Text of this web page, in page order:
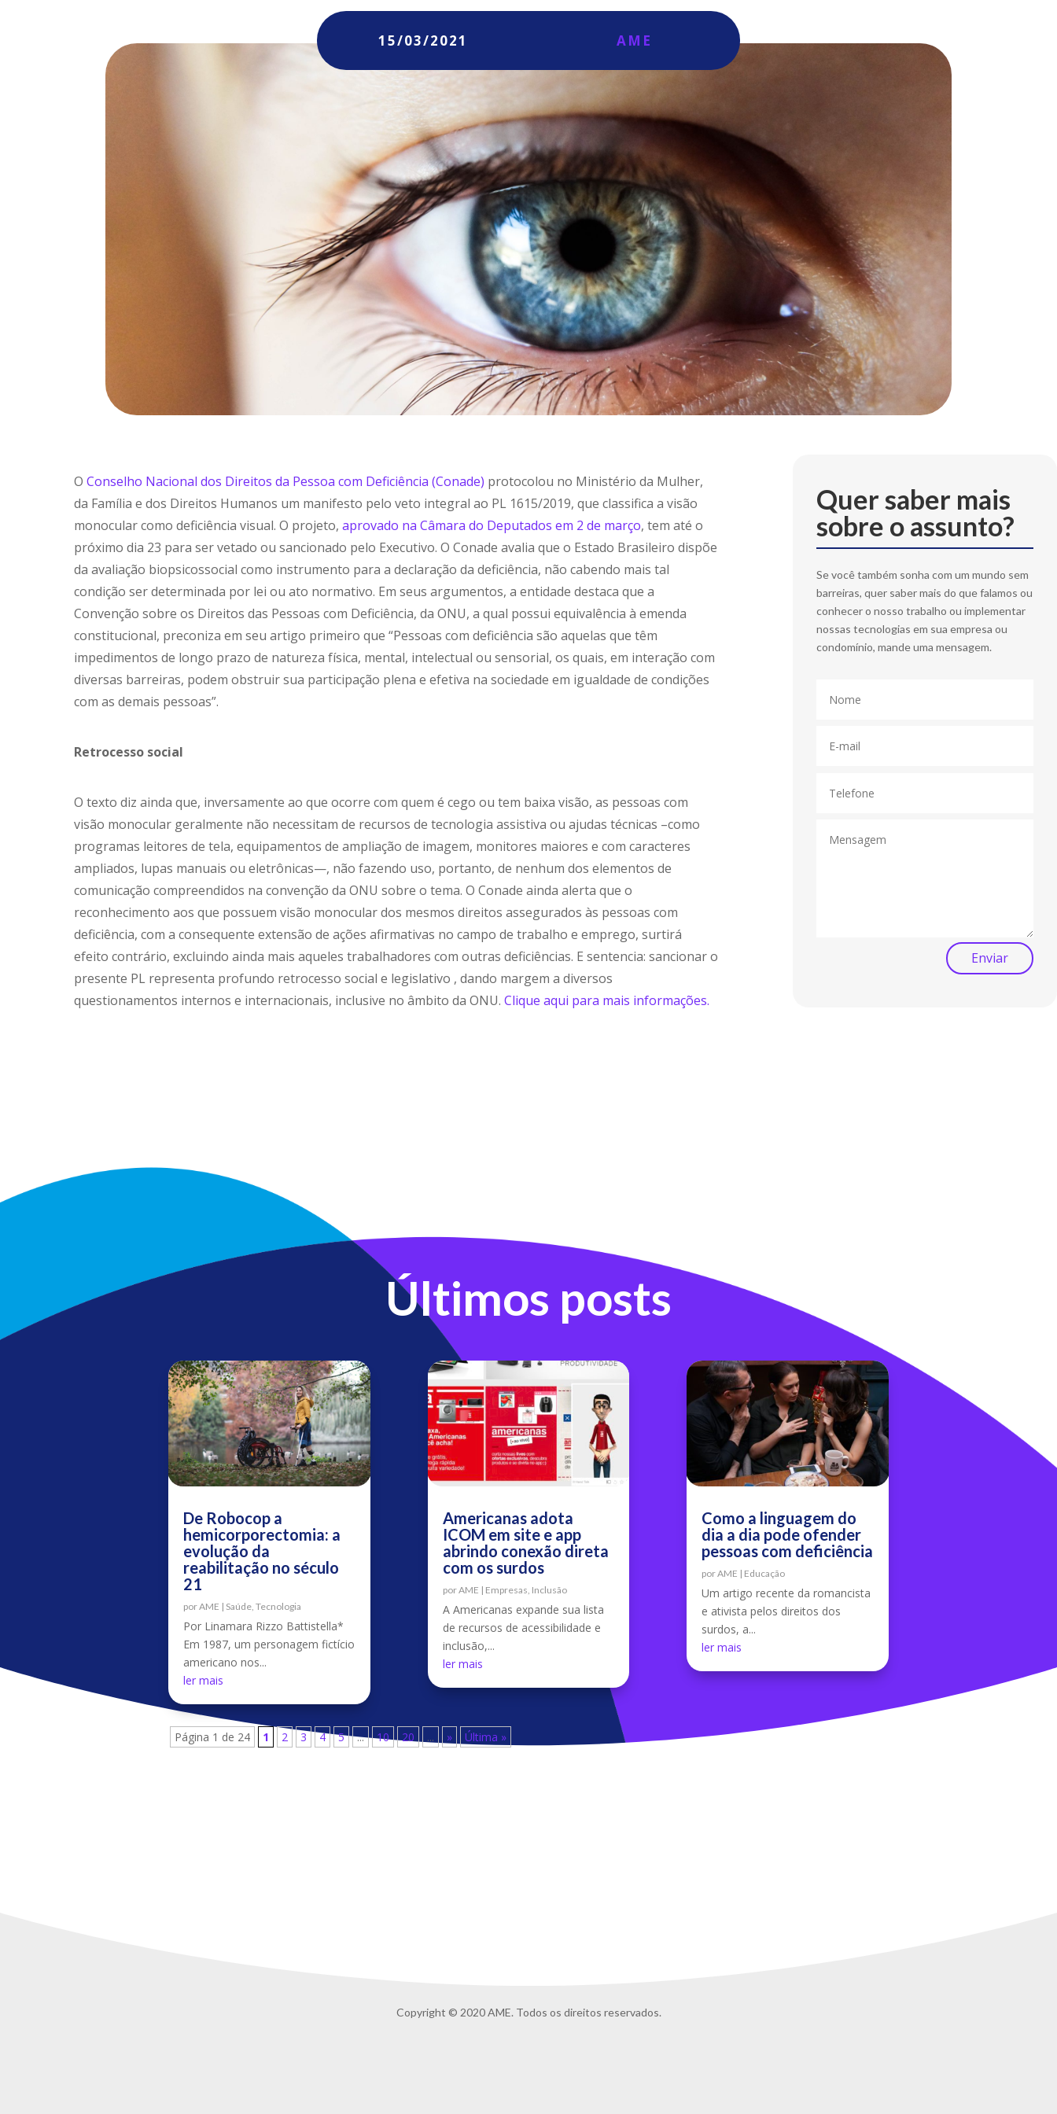
15/03/2021 AME
OConselho Nacional dos Direitos da Pessoa com Deficiência (Conade) protocolou no Ministério da Mulher,
da Família e dos Direitos Humanos um manifesto pelo veto integral ao PL 1615/2019, que classifica a visão
monocular como deficiência visual. O projeto,aprovado na Câmara do Deputados em 2 de março, tem até o
próximo dia 23 para ser vetado ou sancionado pelo Executivo. O Conade avalia que o Estado Brasileiro dispõe
da avaliação biopsicossocial como instrumento para a declaração da deficiência, não cabendo mais tal
condição ser determinada por lei ou ato normativo. Em seus argumentos, a entidade destaca que a
Convenção sobre os Direitos das Pessoas com Deficiência, da ONU, a qual possui equivalência à emenda
constitucional, preconiza em seu artigo primeiro que “Pessoas com deficiência são aquelas que têm
impedimentos de longo prazo de natureza física, mental, intelectual ou sensorial, os quais, em interação com
diversas barreiras, podem obstruir sua participação plena e efetiva na sociedade em igualdade de condições
com as demais pessoas”.
Retrocesso social
O texto diz ainda que, inversamente ao que ocorre com quem é cego ou tem baixa visão, as pessoas com
visão monocular geralmente não necessitam de recursos de tecnologia assistiva ou ajudas técnicas –como
programas leitores de tela, equipamentos de ampliação de imagem, monitores maiores e com caracteres
ampliados, lupas manuais ou eletrônicas—, não fazendo uso, portanto, de nenhum dos elementos de
comunicação compreendidos na convenção da ONU sobre o tema. O Conade ainda alerta que o
reconhecimento aos que possuem visão monocular dos mesmos direitos assegurados às pessoas com
deficiência, com a consequente extensão de ações afirmativas no campo de trabalho e emprego, surtirá
efeito contrário, excluindo ainda mais aqueles trabalhadores com outras deficiências. E sentencia: sancionar o
presente PL representa profundo retrocesso social e legislativo , dando margem a diversos
questionamentos internos e internacionais, inclusive no âmbito da ONU.Clique aqui para mais informações.
Quer saber mais
sobre o assunto?
Se você também sonha com um mundo sem
barreiras, quer saber mais do que falamos ou
conhecer o nosso trabalho ou implementar
nossas tecnologias em sua empresa ou
condomínio, mande uma mensagem.
Enviar
Últimos posts
De Robocop a
hemicorporectomia: a
evolução da
reabilitação no século
21
porAME | Saúde,Tecnologia
Por Linamara Rizzo Battistella*
Em 1987, um personagem fictício
americano nos...
ler mais
Americanas adota
ICOM em site e app
abrindo conexão direta
com os surdos
porAME | Empresas, Inclusão
A Americanas expande sua lista
de recursos de acessibilidade e
inclusão,...
ler mais
Como a linguagem do
dia a dia pode ofender
pessoas com deficiência
porAME | Educação
Um artigo recente da romancista
e ativista pelos direitos dos
surdos, a...
ler mais
Página 1 de 24 1 2 3 4 5 ... 10 20 ... » Última »
Copyright © 2020 AME. Todos os direitos reservados.